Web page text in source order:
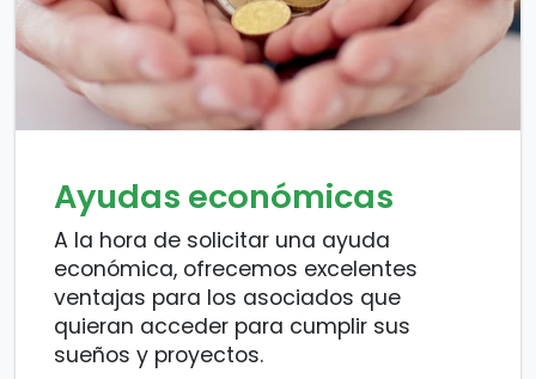
Ayudas económicas
A la hora de solicitar una ayuda
económica, ofrecemos excelentes
ventajas para los asociados que
quieran acceder para cumplir sus
sueños y proyectos.